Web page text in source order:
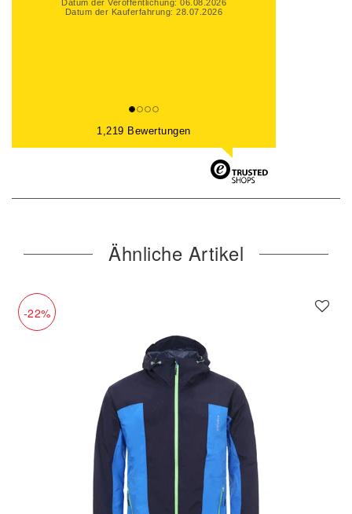
Datum der Veröffentlichung: 06.08.2026
Datum der Kauferfahrung: 28.07.2026
1,219 Bewertungen
Ähnliche Artikel
-22%